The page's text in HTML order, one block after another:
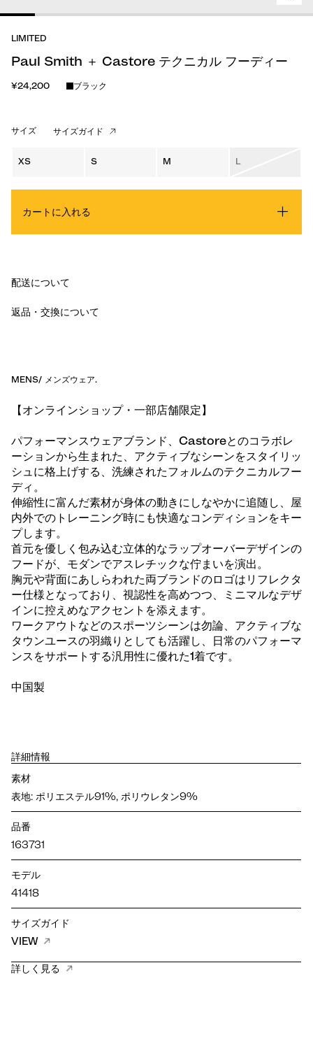
LIMITED
Paul Smith ＋ Castore テクニカル フーディー
¥24,200 ブラック
サイズ サイズガイド
XS S M L
カートに入れる
配送について
返品・交換について
MENS/ メンズウェア.
【オンラインショップ・一部店舗限定】
パフォーマンスウェアブランド、Castoreとのコラボレ
ーションから生まれた、アクティブなシーンをスタイリッ
シュに格上げする、洗練されたフォルムのテクニカルフー
ディ。
伸縮性に富んだ素材が身体の動きにしなやかに追随し、屋
内外でのトレーニング時にも快適なコンディションをキー
プします。
首元を優しく包み込む立体的なラップオーバーデザインの
フードが、モダンでアスレチックな佇まいを演出。
胸元や背面にあしらわれた両ブランドのロゴはリフレクタ
ー仕様となっており、視認性を高めつつ、ミニマルなデザ
インに控えめなアクセントを添えます。
ワークアウトなどのスポーツシーンは勿論、アクティブな
タウンユースの羽織りとしても活躍し、日常のパフォーマ
ンスをサポートする汎用性に優れた1着です。
中国製
詳細情報
素材
表地: ポリエステル91%, ポリウレタン9%
品番
163731
モデル
41418
サイズガイド
VIEW
詳しく見る